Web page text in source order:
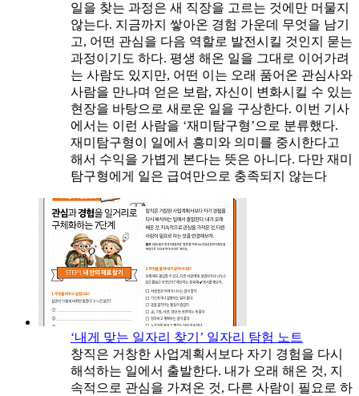
일을 찾는 과정은 새 직장을 고르는 것에만 머물지
않는다. 지금까지 쌓아온 경험 가운데 무엇을 남기
고, 어떤 관심을 다음 역할로 발전시킬 것인지 묻는
과정이기도 하다. 평생 해온 일을 그대로 이어가려
는 사람도 있지만, 어떤 이는 오래 품어온 관심사와
사람을 만나며 얻은 보람, 자신이 변화시킬 수 있는
현장을 바탕으로 새로운 일을 구상한다. 이번 기사
에서는 이런 사람을 ‘재미탐구형’으로 분류했다.
재미탐구형이 일에서 흥미와 의미를 중시한다고
해서 수익을 가볍게 본다는 뜻은 아니다. 다만 재미
탐구형에게 일은 급여만으로 충족되지 않는다
‘내게 맞는 일자리 찾기’ 일자리 탐험 노트
창직은 거창한 사업계획서보다 자기 경험을 다시
해석하는 일에서 출발한다. 내가 오래 해온 것, 지
속적으로 관심을 가져온 것, 다른 사람이 필요로 하